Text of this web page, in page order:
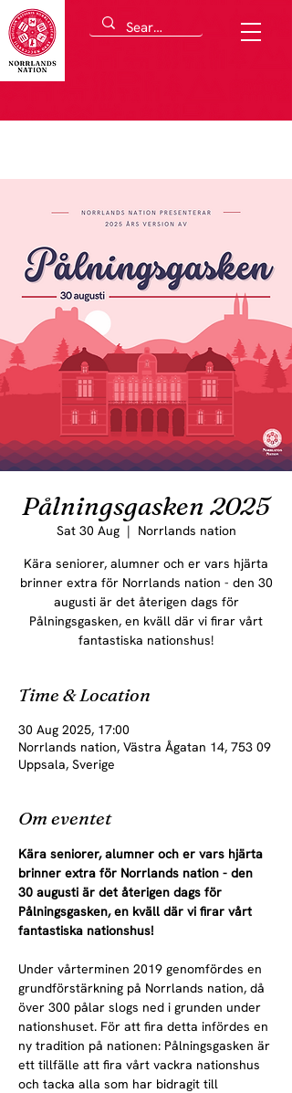
Pålningsgasken 2025
Sat 30 Aug
  |
Norrlands nation
Kära seniorer, alumner och er vars hjärta
brinner extra för Norrlands nation - den 30
augusti är det återigen dags för
Pålningsgasken, en kväll där vi firar vårt
fantastiska nationshus!
Time & Location
30 Aug 2025, 17:00
Norrlands nation, Västra Ågatan 14, 753 09
Uppsala, Sverige
Om eventet
Kära seniorer, alumner och er vars hjärta
brinner extra för Norrlands nation - den
30 augusti är det återigen dags för
Pålningsgasken, en kväll där vi firar vårt
fantastiska nationshus!
Under vårterminen 2019 genomfördes en
grundförstärkning på Norrlands nation, då
över 300 pålar slogs ned i grunden under
nationshuset. För att fira detta infördes en
ny tradition på nationen: Pålningsgasken är
ett tillfälle att fira vårt vackra nationshus
och tacka alla som har bidragit till